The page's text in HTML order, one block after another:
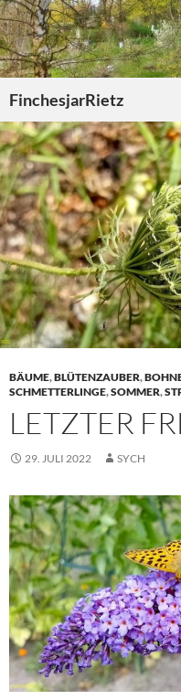
Zum
Inhalt
springen
FinchesjarRietz
BÄUME,BLÜTENZAUBER,
SCHMETTERLINGE,SOMMER,
LETZTER
29. JULI 2022 SYCH